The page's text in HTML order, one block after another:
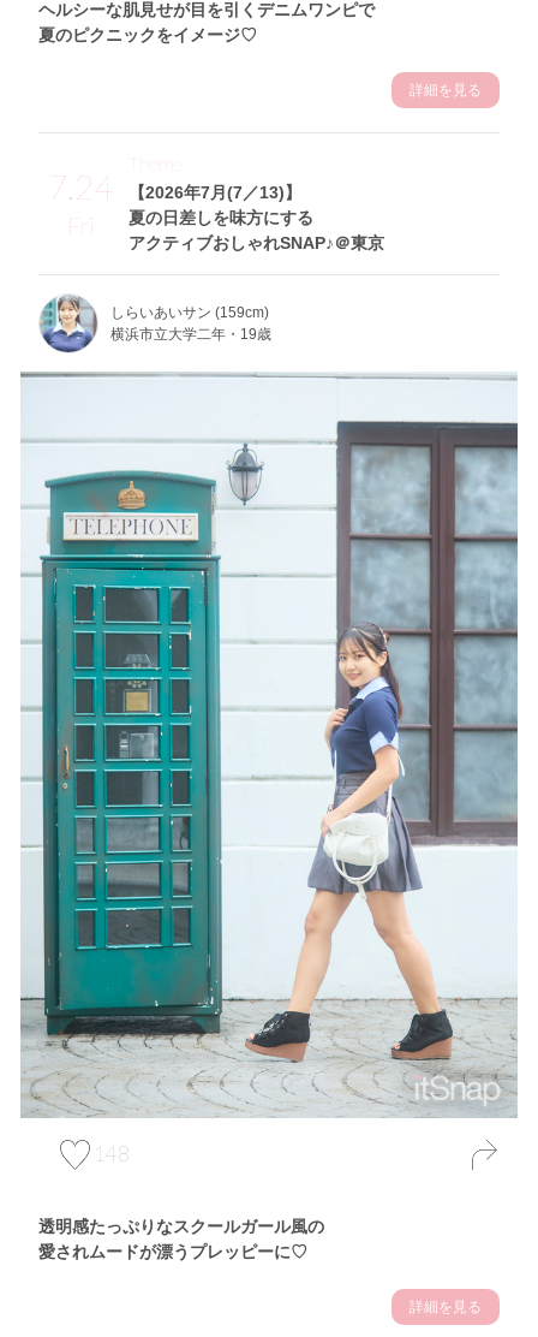
ヘルシーな肌見せが目を引くデニムワンピで
夏のピクニックをイメージ♡
詳細を見る
7.24
Fri
【2026年7月(7／13)】
夏の日差しを味方にする
アクティブおしゃれSNAP♪＠東京
Theme
しらいあいサン (159cm)
横浜市立大学二年・19歳
148
透明感たっぷりなスクールガール風の
愛されムードが漂うプレッピーに♡
詳細を見る